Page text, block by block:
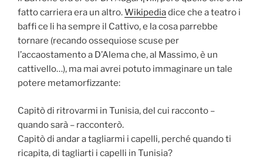
fatto carriera era un altro.Wikipediadice che a teatro i
baffi ce li ha sempre il Cattivo, e la cosa parrebbe
tornare (recando ossequiose scuse per
l’accaostamento a D’Alema che, al Massimo, è un
cattivello…), ma mai avrei potuto immaginare un tale
potere metamorfizzante:
Capitò di ritrovarmi in Tunisia, del cui racconto –
quando sarà – racconterò.
Capitò di andar a tagliarmi i capelli, perché quando ti
ricapita, di tagliarti i capelli in Tunisia?